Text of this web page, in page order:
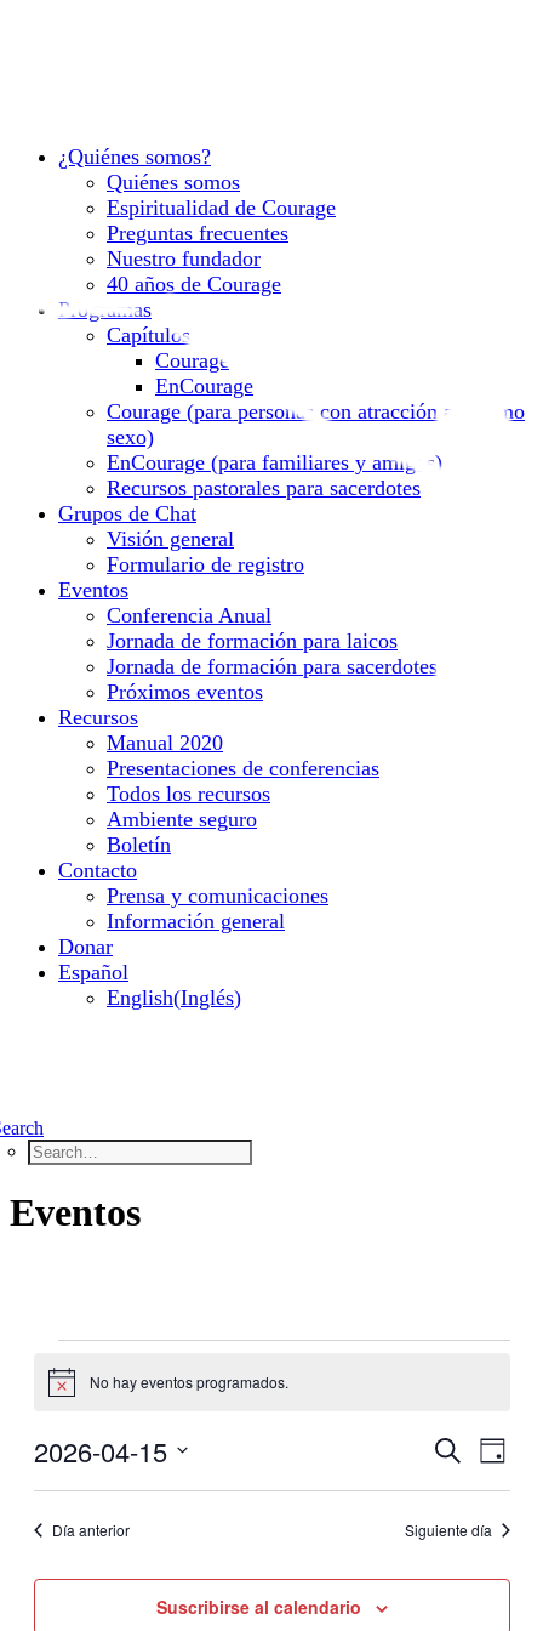
¿Quiénes somos?
Quiénes somos
Espiritualidad de Courage
Preguntas frecuentes
Nuestro fundador
40 años de Courage
Programas
Capítulos
Courage
EnCourage
Courage (para personas con atracción al mismo
sexo)
EnCourage (para familiares y amigos)
Recursos pastorales para sacerdotes
Grupos de Chat
Visión general
Formulario de registro
Eventos
Conferencia Anual
Jornada de formación para laicos
Jornada de formación para sacerdotes
Próximos eventos
Recursos
Manual 2020
Presentaciones de conferencias
Todos los recursos
Ambiente seguro
Boletín
Contacto
Prensa y comunicaciones
Información general
Donar
Español
English(Inglés)
Eventos
en
15,
2026
Aviso No hay eventos programados.
de
y
Buscar
de
vistas
de
Día
2026-04-15
Día anterior
Siguiente día
Suscribirse al calendario